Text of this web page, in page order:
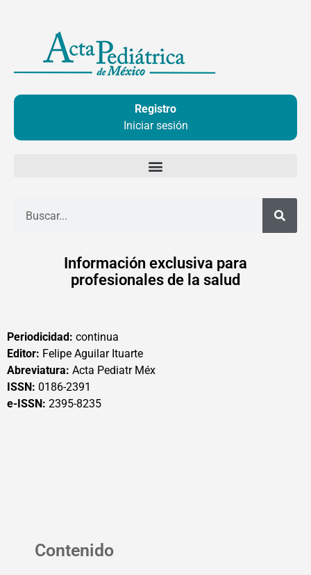
contenido
Registro
Iniciar sesión
Información exclusiva para
profesionales de la salud
Periodicidad: continua
Editor: Felipe Aguilar Ituarte
Abreviatura: Acta Pediatr Méx
ISSN: 0186-2391
e-ISSN: 2395-8235
Contenido